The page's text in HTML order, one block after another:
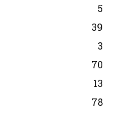
5
39
3
70
13
78